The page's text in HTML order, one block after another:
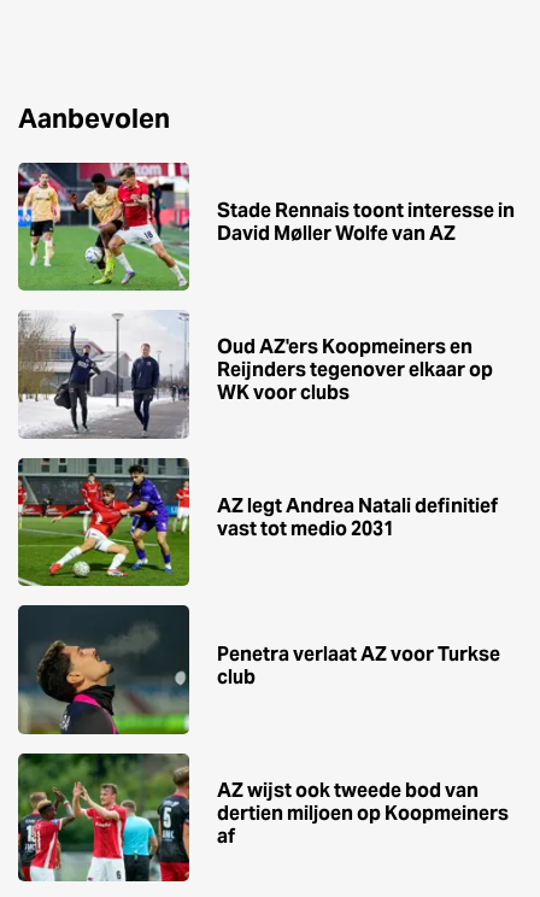
Aanbevolen
Stade Rennais toont interesse in
David Møller Wolfe van AZ
Oud AZ'ers Koopmeiners en
Reijnders tegenover elkaar op
WK voor clubs
AZ legt Andrea Natali definitief
vast tot medio 2031
Penetra verlaat AZ voor Turkse
club
AZ wijst ook tweede bod van
dertien miljoen op Koopmeiners
af